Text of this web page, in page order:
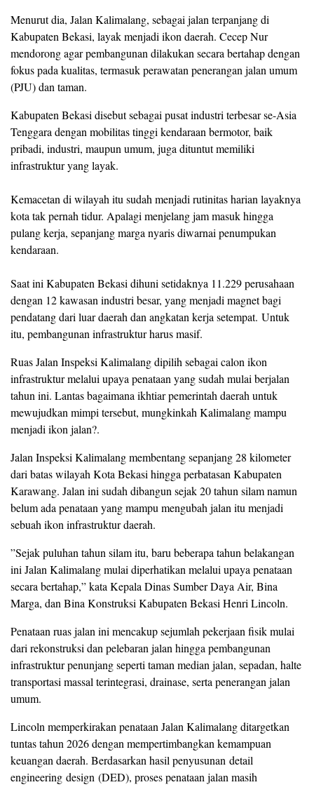
Menurut dia, Jalan Kalimalang, sebagai jalan terpanjang di
Kabupaten Bekasi, layak menjadi ikon daerah. Cecep Nur
mendorong agar pembangunan dilakukan secara bertahap dengan
fokus pada kualitas, termasuk perawatan penerangan jalan umum
(PJU) dan taman.
Kabupaten Bekasi disebut sebagai pusat industri terbesar se-Asia
Tenggara dengan mobilitas tinggi kendaraan bermotor, baik
pribadi, industri, maupun umum, juga dituntut memiliki
infrastruktur yang layak.
Kemacetan di wilayah itu sudah menjadi rutinitas harian layaknya
kota tak pernah tidur. Apalagi menjelang jam masuk hingga
pulang kerja, sepanjang marga nyaris diwarnai penumpukan
kendaraan.
Saat ini Kabupaten Bekasi dihuni setidaknya 11.229 perusahaan
dengan 12 kawasan industri besar, yang menjadi magnet bagi
pendatang dari luar daerah dan angkatan kerja setempat. Untuk
itu, pembangunan infrastruktur harus masif.
Ruas Jalan Inspeksi Kalimalang dipilih sebagai calon ikon
infrastruktur melalui upaya penataan yang sudah mulai berjalan
tahun ini. Lantas bagaimana ikhtiar pemerintah daerah untuk
mewujudkan mimpi tersebut, mungkinkah Kalimalang mampu
menjadi ikon jalan?.
Jalan Inspeksi Kalimalang membentang sepanjang 28 kilometer
dari batas wilayah Kota Bekasi hingga perbatasan Kabupaten
Karawang. Jalan ini sudah dibangun sejak 20 tahun silam namun
belum ada penataan yang mampu mengubah jalan itu menjadi
sebuah ikon infrastruktur daerah.
”Sejak puluhan tahun silam itu, baru beberapa tahun belakangan
ini Jalan Kalimalang mulai diperhatikan melalui upaya penataan
secara bertahap,” kata Kepala Dinas Sumber Daya Air, Bina
Marga, dan Bina Konstruksi Kabupaten Bekasi Henri Lincoln.
Penataan ruas jalan ini mencakup sejumlah pekerjaan fisik mulai
dari rekonstruksi dan pelebaran jalan hingga pembangunan
infrastruktur penunjang seperti taman median jalan, sepadan, halte
transportasi massal terintegrasi, drainase, serta penerangan jalan
umum.
Lincoln memperkirakan penataan Jalan Kalimalang ditargetkan
tuntas tahun 2026 dengan mempertimbangkan kemampuan
keuangan daerah. Berdasarkan hasil penyusunan detail
engineering design (DED), proses penataan jalan masih